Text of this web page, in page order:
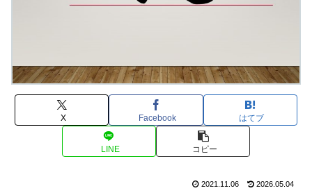
X Facebook はてブ
LINE コピー
2021.11.06 2026.05.04